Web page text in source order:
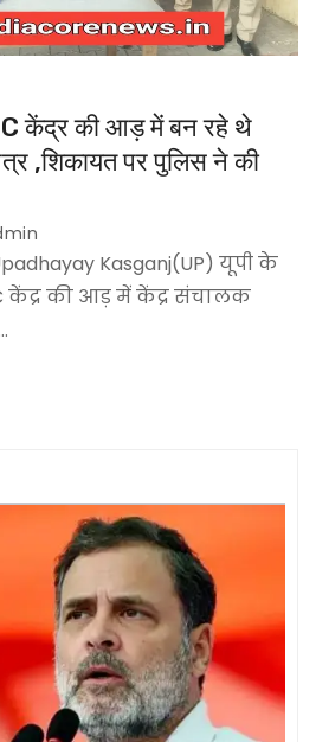
केंद्र की आड़ में बन रहे थे
,शिकायत पर पुलिस ने की
Kasganj(UP) यूपी के
केंद्र की आड़ में केंद्र संचालक